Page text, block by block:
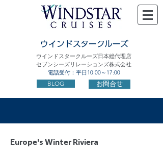
ウインドスタークルーズ
ウインドスタークルーズ日本総代理店
セブンシーズリレーションズ株式会社
電話受付：平日10:00～17:00
BLOG お問合せ
Europe's Winter Riviera